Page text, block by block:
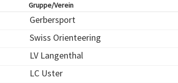
Gruppe/Verein
Gerbersport
Swiss Orienteering
LV Langenthal
LC Uster